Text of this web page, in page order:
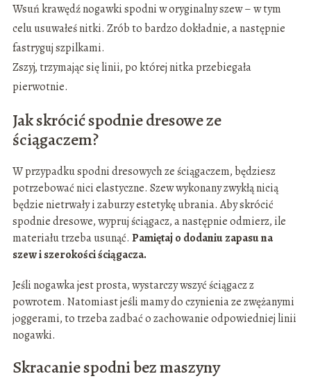
Wsuń krawędź nogawki spodni w oryginalny szew – w tym
celu usuwałeś nitki. Zrób to bardzo dokładnie, a następnie
fastryguj szpilkami.
Zszyj, trzymając się linii, po której nitka przebiegała
pierwotnie.
Jak skrócić spodnie dresowe ze
ściągaczem?
W przypadku spodni dresowych ze ściągaczem, będziesz
potrzebować nici elastyczne. Szew wykonany zwykłą nicią
będzie nietrwały i zaburzy estetykę ubrania. Aby skrócić
spodnie dresowe, wypruj ściągacz, a następnie odmierz, ile
materiału trzeba usunąć. Pamiętaj o dodaniu zapasu na
szew i szerokości ściągacza.
Jeśli nogawka jest prosta, wystarczy wszyć ściągacz z
powrotem. Natomiast jeśli mamy do czynienia ze zwężanymi
joggerami, to trzeba zadbać o zachowanie odpowiedniej linii
nogawki.
Skracanie spodni bez maszyny